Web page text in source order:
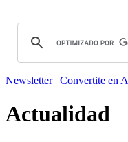
Newsletter| Convertite en
Actualidad